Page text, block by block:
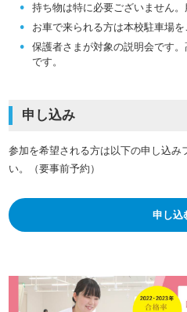
持ち物は特に必要ございません。
お車で来られる方は本校駐車場を
保護者さまが対象の説明会です
です。
申し込み
参加を希望される方は以下の申し込み
い。（要事前予約）
申し込